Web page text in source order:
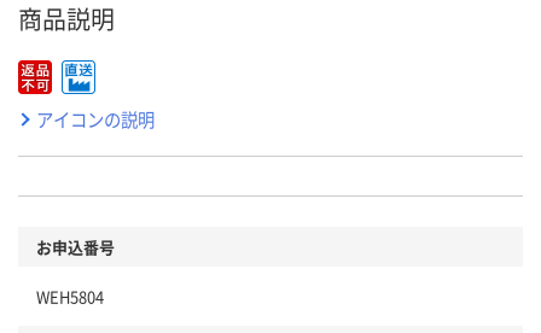
商品説明
アイコンの説明
お申込番号
WEH5804